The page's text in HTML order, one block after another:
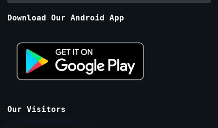
Download Our Android App
Our Visitors